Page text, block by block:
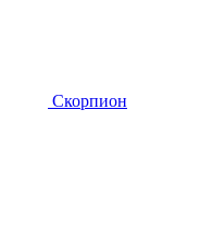
Скорпион